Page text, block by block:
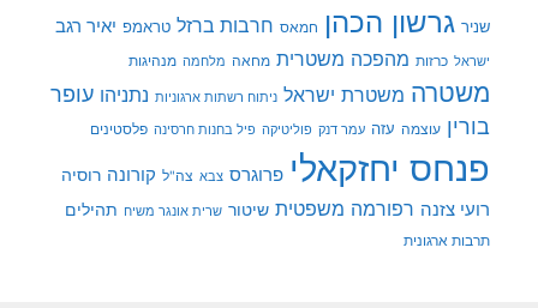
שניר גרשון הכהן חמאס חרבות ברזל טראמפ יאיר רגב
ישראל כרזות מהפכה משטרית מחאה מלחמה מנהיגות
משטרה משטרת ישראל ניתוח רשתות ארגוניות נתניהו עופר
בורין עוצמה עזה עמר דנק פוליטיקה פיל בחנות חרסינה פלסטינים
פנחס יחזקאלי פרוגרס צבא צה"ל קורונה רוסיה
רועי צזנה רפורמה משפטית שיטור שרית אונגר משיח תהילים
תרבות ארגונית